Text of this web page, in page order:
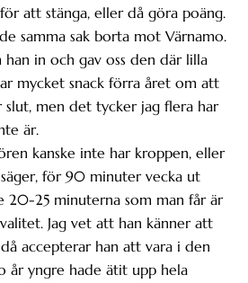
att stänga, eller då göra poäng.
samma sak borta mot Värnamo.
han in och gav oss den där lilla
mycket snack förra året om att
slut, men det tycker jag flera har
är.
kanske inte har kroppen, eller
för 90 minuter vecka ut
20-25 minuterna som man får är
Jag vet att han känner att
accepterar han att vara i den
år yngre hade ätit upp hela